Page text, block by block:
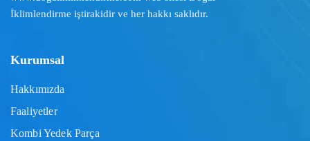
İklimlendirme iştirakidir ve her hakkı saklıdır.
Kurumsal
Hakkımızda
Faaliyetler
Kombi Yedek Parça